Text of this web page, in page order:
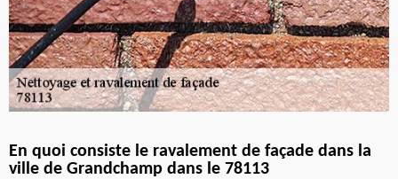
En quoi consiste le ravalement de façade dans la
ville de Grandchamp dans le 78113